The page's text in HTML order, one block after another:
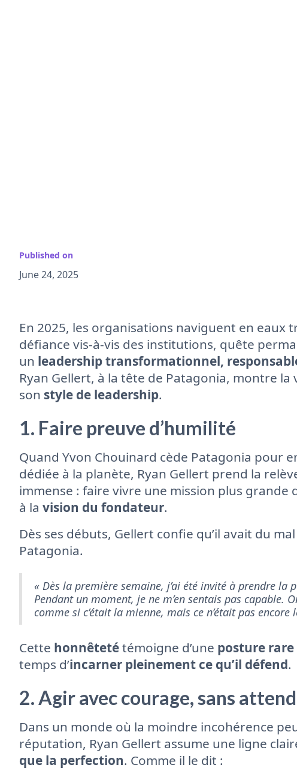
Published on
June 24, 2025
En 2025, les organisations naviguent en eaux
défiance vis-à-vis des institutions, quête
un leadership transformationnel,
Ryan Gellert, à la tête de Patagonia, montre la
son style de leadership.
1. Faire preuve d’humilité
Quand Yvon Chouinard cède Patagonia pour
dédiée à la planète, Ryan Gellert prend la
immense : faire vivre une mission plus
à la vision du fondateur.
Dès ses débuts, Gellert confie qu’il avait du
Patagonia.
« Dès la première semaine, j’ai été invité à prendre la
Pendant un moment, je ne m’en sentais pas capable.
comme si c’était la mienne, mais ce n’était pas encore
Cette honnêtetétémoigne d’une posture rare
temps d’incarner pleinement ce qu’il défend.
2. Agir avec courage, sans
Dans un monde où la moindre incohérence
réputation, Ryan Gellert assume une ligne
que la perfection. Comme il le dit :